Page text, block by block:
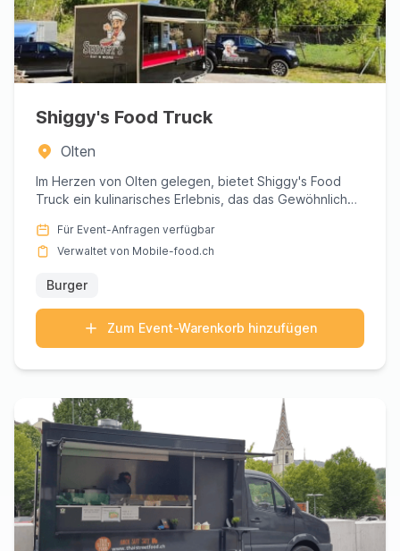
Shiggy's Food Truck
Olten
Im Herzen von Olten gelegen, bietet Shiggy's Food
Truck ein kulinarisches Erlebnis, das das Gewöhnliche
Für Event-Anfragen verfügbar
Verwaltet von Mobile-food.ch
Burger
Zum Event-Warenkorb hinzufügen